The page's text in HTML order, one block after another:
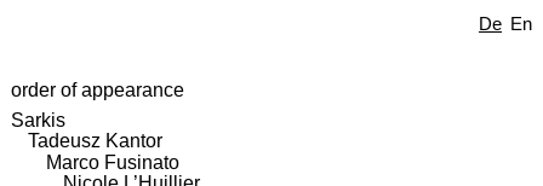
De En
order of appearance
Sarkis
Tadeusz Kantor
Marco Fusinato